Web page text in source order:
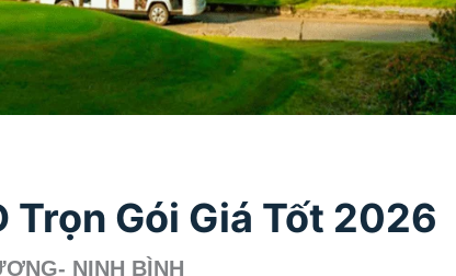
Trọn Gói Giá Tốt 2026
NINH BÌNH